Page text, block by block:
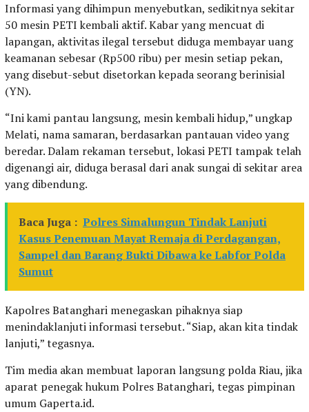
Informasi yang dihimpun menyebutkan, sedikitnya sekitar
50 mesin PETI kembali aktif. Kabar yang mencuat di
lapangan, aktivitas ilegal tersebut diduga membayar uang
keamanan sebesar (Rp500 ribu) per mesin setiap pekan,
yang disebut-sebut disetorkan kepada seorang berinisial
(YN).
“Ini kami pantau langsung, mesin kembali hidup,” ungkap
Melati, nama samaran, berdasarkan pantauan video yang
beredar. Dalam rekaman tersebut, lokasi PETI tampak telah
digenangi air, diduga berasal dari anak sungai di sekitar area
yang dibendung.
Baca Juga : Polres Simalungun Tindak Lanjuti
Kasus Penemuan Mayat Remaja di Perdagangan,
Sampel dan Barang Bukti Dibawa ke Labfor Polda
Sumut
Kapolres Batanghari menegaskan pihaknya siap
menindaklanjuti informasi tersebut. “Siap, akan kita tindak
lanjuti,” tegasnya.
Tim media akan membuat laporan langsung polda Riau, jika
aparat penegak hukum Polres Batanghari, tegas pimpinan
umum Gaperta.id.